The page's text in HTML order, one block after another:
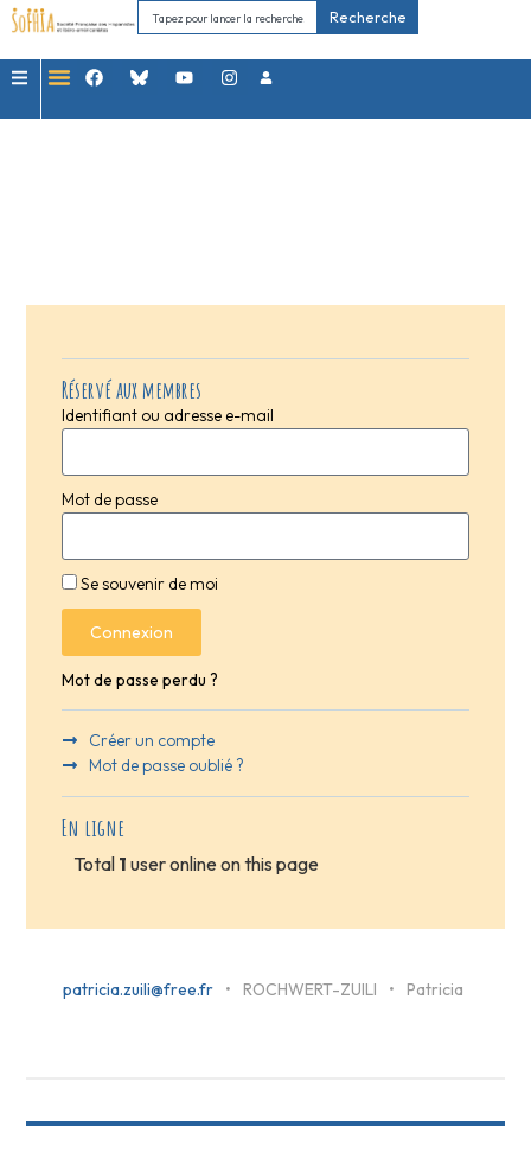
Recherche
Réservé aux membres
Identifiant ou adresse e-mail
Mot de passe
Se souvenir de moi
Connexion
Mot de passe perdu ?
Créer un compte
Mot de passe oublié ?
En ligne
Total 1 user online on this page
patricia.zuili@free.fr • ROCHWERT-ZUILI • Patricia